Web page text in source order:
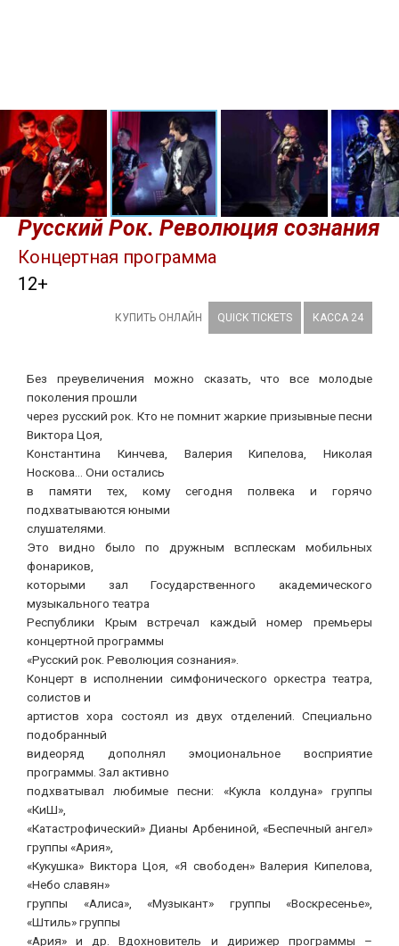
Русский Рок. Революция сознания
Концертная программа
12+
КУПИТЬ ОНЛАЙН QUICK TICKETS КАССА 24
Без преувеличения можно сказать, что все молодые
поколения прошли
через русский рок. Кто не помнит жаркие призывные песни
Виктора Цоя,
Константина Кинчева, Валерия Кипелова, Николая
Носкова… Они остались
в памяти тех, кому сегодня полвека и горячо
подхватываются юными
слушателями.
Это видно было по дружным всплескам мобильных
фонариков,
которыми зал Государственного академического
музыкального театра
Республики Крым встречал каждый номер премьеры
концертной программы
«Русский рок. Революция сознания».
Концерт в исполнении симфонического оркестра театра,
солистов и
артистов хора состоял из двух отделений. Специально
подобранный
видеоряд дополнял эмоциональное восприятие
программы. Зал активно
подхватывал любимые песни: «Кукла колдуна» группы
«КиШ»,
«Катастрофический» Дианы Арбениной, «Беспечный ангел»
группы «Ария»,
«Кукушка» Виктора Цоя, «Я свободен» Валерия Кипелова,
«Небо славян»
группы «Алиса», «Музыкант» группы «Воскресенье»,
«Штиль» группы
«Ария» и др. Вдохновитель и дирижер программы –